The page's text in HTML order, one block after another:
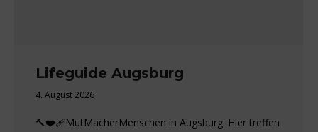
Lifeguide Augsburg
4. August 2026
🔨❤️‍🩹MutMacherMenschen in Augsburg: Hier treffen